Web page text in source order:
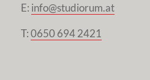
E: info@studiorum.at
T:0650 694 2421